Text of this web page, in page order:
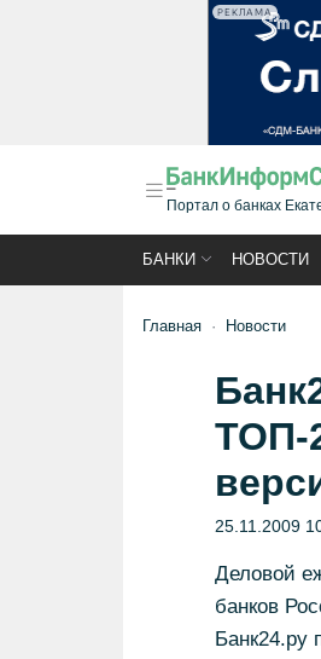
РЕКЛАМА
Портал о банках
БАНКИ НОВОСТИ
Главная Новости
ТОП-
25.11.2009
Деловой
банков
Банк24.ру